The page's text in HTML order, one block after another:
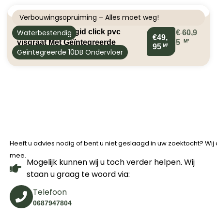
Verbouwingsopruiming – Alles moet weg!
Waterbestendig
Geïntegreerde 10DB Ondervloer
TFD r05 ossis rigid click pvc
visgraat Met Geïntegreerde
Ondervloer
€49,
95 M²
€60,9
5
M²
Heeft u advies nodig of bent u niet geslaagd in uw zoektocht?
mee.
Mogelijk kunnen wij u toch verder helpen. Wij
staan u graag te woord via:
Telefoon
0687947804